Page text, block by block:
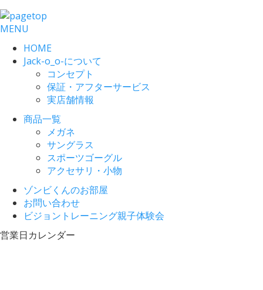
MENU
HOME
Jack-o_o-について
コンセプト
保証・アフターサービス
実店舗情報
商品一覧
メガネ
サングラス
スポーツゴーグル
アクセサリ・小物
ゾンビくんのお部屋
お問い合わせ
ビジョントレーニング親子体験会
営業日カレンダー